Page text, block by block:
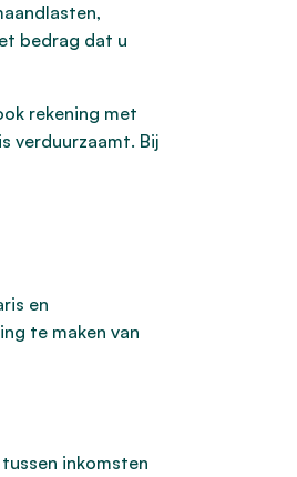
bedrag dat u
rekening met
verduurzaamt. Bij
en
te maken van
inkomsten